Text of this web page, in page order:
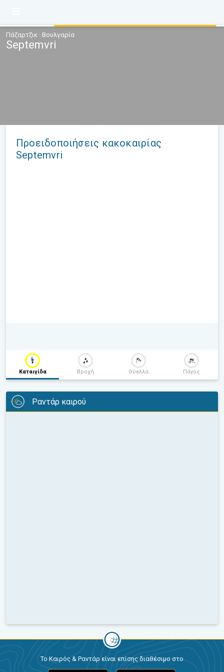
Πάζαρτζικ · Βουλγαρία
Septemvri
Προειδοποιήσεις κακοκαιρίας
Septemvri
Καταιγίδα Βροχή Θύελλα Πάγος
Ραντάρ καιρού
Το Καιρός & Ραντάρ είναι επίσης διαθέσιμο στο